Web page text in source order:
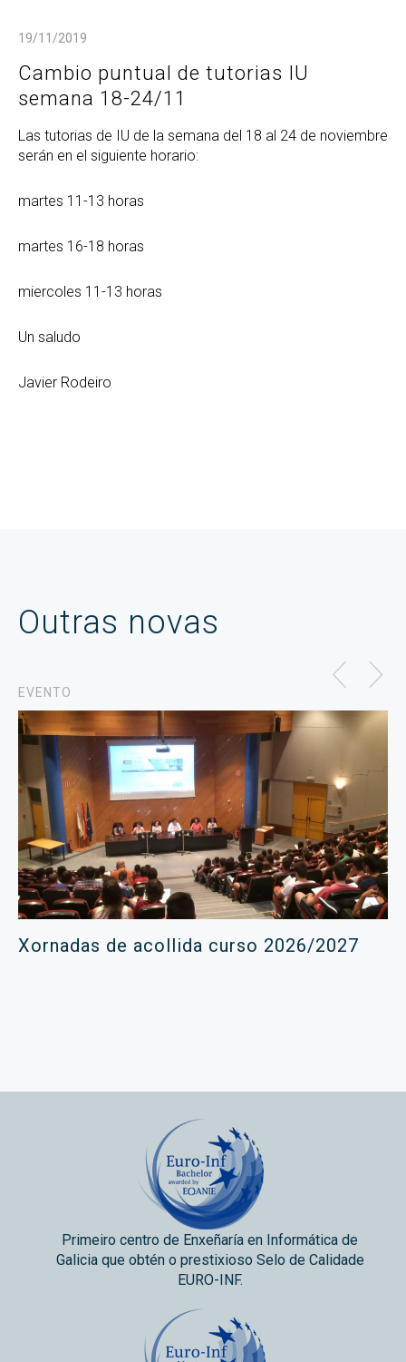
19/11/2019
Cambio puntual de tutorias IU
semana 18-24/11
Las tutorias de IU de la semana del 18 al 24 de noviembre
serán en el siguiente horario:
martes 11-13 horas
martes 16-18 horas
miercoles 11-13 horas
Un saludo
Javier Rodeiro
Outras novas
EVENTO
Xornadas de acollida curso 2026/2027
Primeiro centro de Enxeñaría en Informática de
Galicia que obtén o prestixioso Selo de Calidade
EURO-INF.